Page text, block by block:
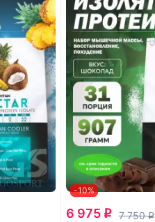
-10%
6 975 q 7 750q